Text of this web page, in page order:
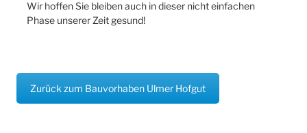
Wir hoffen Sie bleiben auch in dieser nicht einfachen
Phase unserer Zeit gesund!
Zurück zum Bauvorhaben Ulmer Hofgut